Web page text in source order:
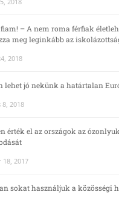
– A nem roma férfiak
meg leginkább az
2018
lehet jó nekünk a határtalan
2018
érték el az országok az ózonlyuk
2017
sokat használjuk a közösségi